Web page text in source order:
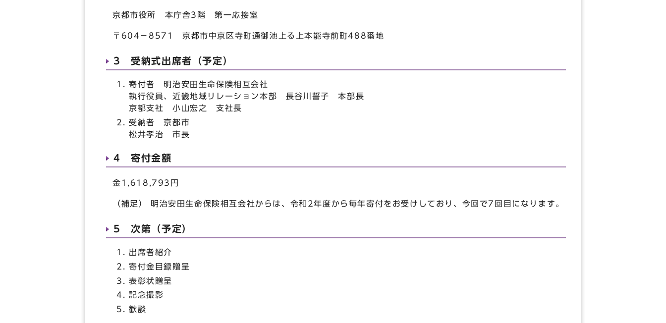
京都市役所 本庁舎3階 第一応接室
〒604－8571 京都市中京区寺町通御池上る上本能寺前町488番地
3 受納式出席者（予定）
寄付者 明治安田生命保険相互会社
執行役員、近畿地域リレーション本部 長谷川誓子 本部長
京都支社 小山宏之 支社長
受納者 京都市
松井孝治 市長
4 寄付金額
金1,618,793円
（補足） 明治安田生命保険相互会社からは、令和2年度から毎年寄付をお受けしており、今回で7回目になります。
5 次第（予定）
出席者紹介
寄付金目録贈呈
表彰状贈呈
記念撮影
歓談